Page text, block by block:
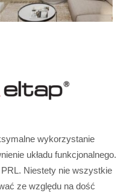
wykorzystanie
układu funkcjonalnego.
Niestety nie wszystkie
ze względu na dość